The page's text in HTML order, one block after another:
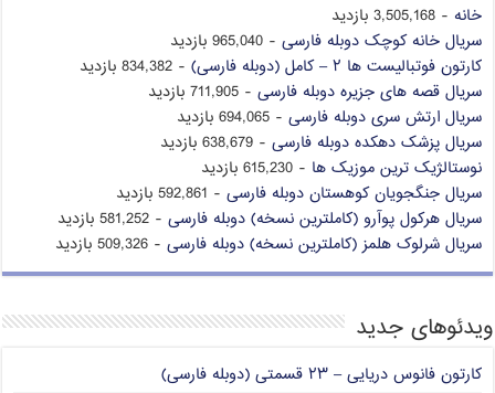
خانه - 3,505,168 بازدید
سریال خانه کوچک دوبله فارسی - 965,040 بازدید
کارتون فوتبالیست ها ۲ – کامل (دوبله فارسی)
- 834,382 بازدید
سریال قصه های جزیره دوبله فارسی - 711,905 بازدید
سریال ارتش سری دوبله فارسی - 694,065 بازدید
سریال پزشک دهکده دوبله فارسی - 638,679 بازدید
نوستالژیک ترین موزیک ها - 615,230 بازدید
سریال جنگجویان کوهستان دوبله فارسی - 592,861 بازدید
سریال هرکول پوآرو (کاملترین نسخه) دوبله فارسی - 581,252 بازدید
سریال شرلوک هلمز (کاملترین نسخه) دوبله فارسی - 509,326 بازدید
ویدئوهای جدید
کارتون فانوس دریایی – ۲۳ قسمتی (دوبله فارسی)